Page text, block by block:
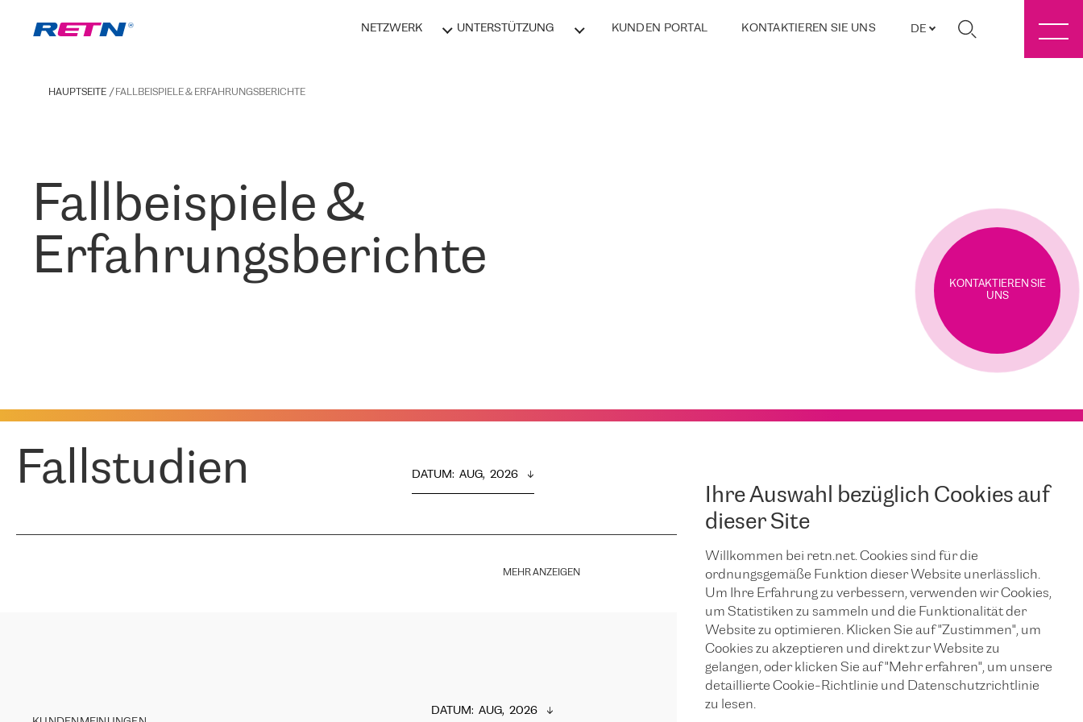
NETZWERK UNTERSTÜTZUNG KUNDEN PORTAL KONTAKTIEREN SIE UNS DE
Ihre Auswahl bezüglich Cookies auf
dieser Site
Willkommen bei retn.net. Cookies sind für die
ordnungsgemäße Funktion dieser Website unerlässlich.
Um Ihre Erfahrung zu verbessern, verwenden wir Cookies,
um Statistiken zu sammeln und die Funktionalität der
Website zu optimieren. Klicken Sie auf "Zustimmen", um
Cookies zu akzeptieren und direkt zur Website zu
gelangen, oder klicken Sie auf "Mehr erfahren", um unsere
detaillierte Cookie-Richtlinie und Datenschutzrichtlinie
zu lesen.
HAUPTSEITE FALLBEISPIELE & ERFAHRUNGSBERICHTE
Fallbeispiele &
Erfahrungsberichte
KONTAKTIEREN SIE
UNS
Fallstudien DATUM: AUG,  2026
MEHR ANZEIGEN
DATUM: AUG,  2026